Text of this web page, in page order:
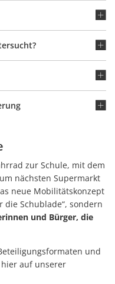
zur Schule, mit dem
nächsten Supermarkt
neue Mobilitätskonzept
Schublade“, sondern
und Bürger, die
und
auf unserer